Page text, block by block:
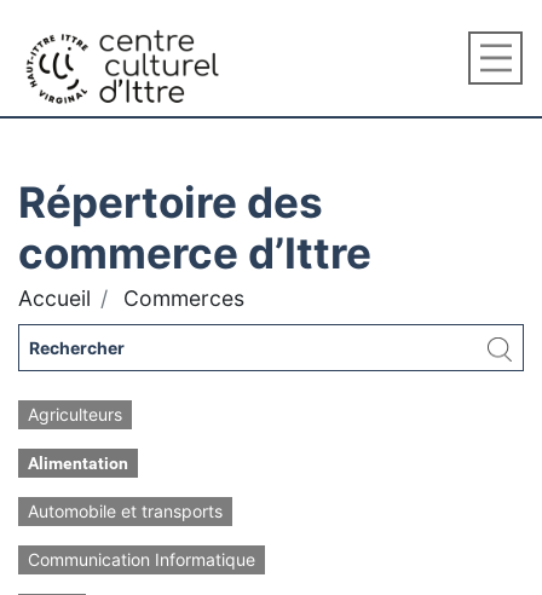
Répertoire des
commerce d’Ittre
Accueil Commerces
Agriculteurs
Alimentation
Automobile et transports
Communication Informatique